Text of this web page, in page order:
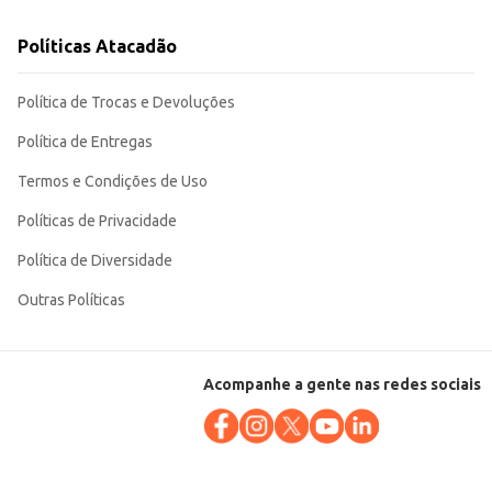
Políticas Atacadão
Política de Trocas e Devoluções
Política de Entregas
Termos e Condições de Uso
Políticas de Privacidade
Política de Diversidade
Outras Políticas
Acompanhe a gente nas redes sociais